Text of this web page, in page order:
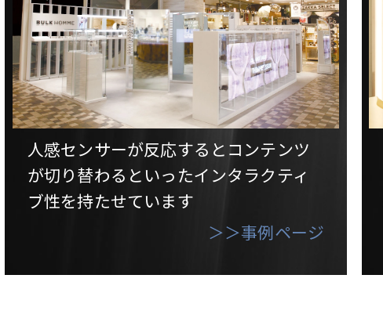
人感センサーが反応するとコンテンツ
が切り替わるといったインタラクティ
ブ性を持たせています
＞＞事例ページ